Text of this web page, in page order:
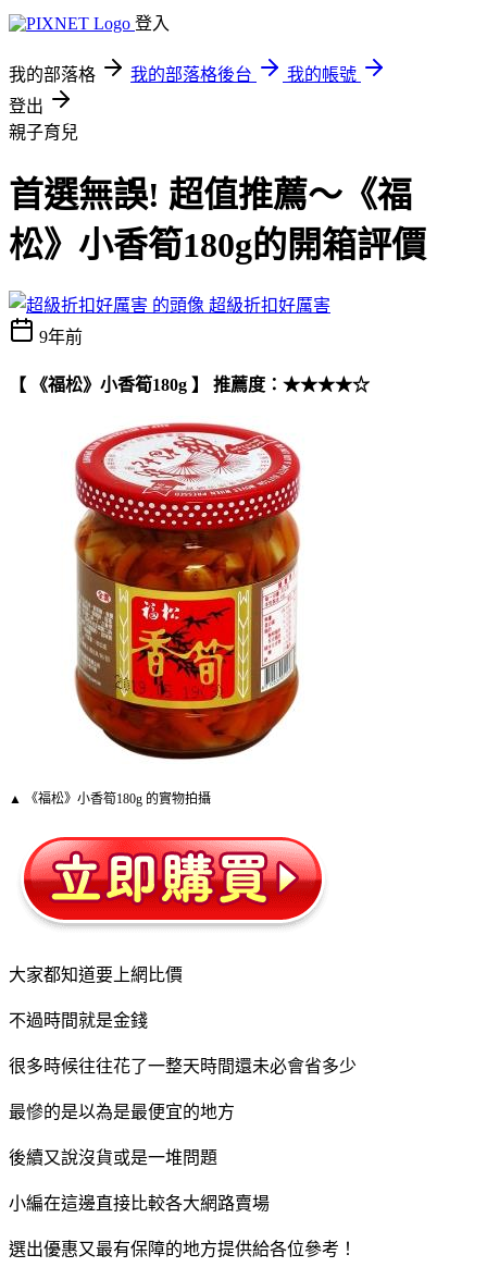
登入
我的部落格 我的部落格後台
我的帳號
登出
親子育兒
首選無誤! 超值推薦～《福
松》小香筍180g的開箱評價
超級折扣好厲害
9年前
【 《福松》小香筍180g 】 推薦度：★★★★☆
▲ 《福松》小香筍180g 的實物拍攝
大家都知道要上網比價
不過時間就是金錢
很多時候往往花了一整天時間還未必會省多少
最慘的是以為是最便宜的地方
後續又說沒貨或是一堆問題
小編在這邊直接比較各大網路賣場
選出優惠又最有保障的地方提供給各位參考！